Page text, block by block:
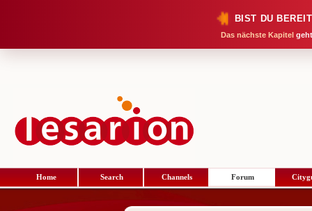
BIST DU
Das nächste Kapitel
Home Search Channels Forum